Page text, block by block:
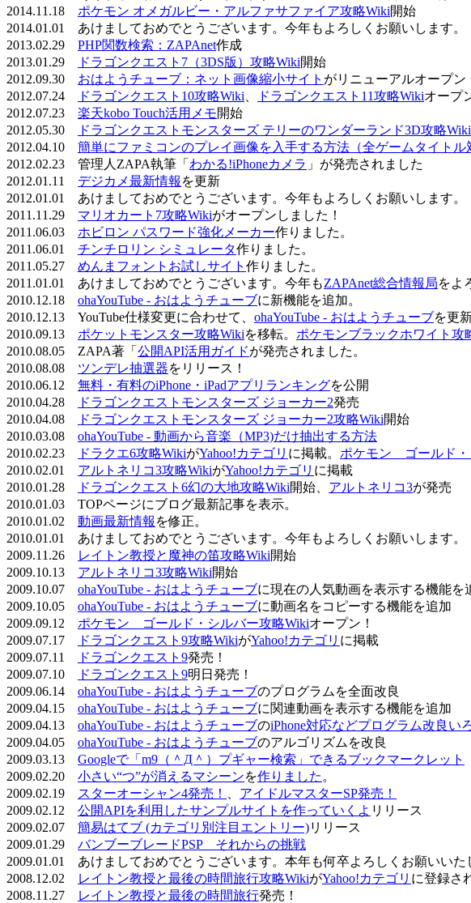
2014.11.18 ポケモン オメガルビー・アルファサファイア攻略Wiki開始
2014.01.01 あけましておめでとうございます。今年もよろしくお願いします。
2013.02.29 PHP関数検索：ZAPAnet作成
2013.01.29
ドラゴンクエスト7（3DS版）攻略Wiki開始
2012.09.30 おはようチューブ：ネット画像縮小サイト がリニューアルオープン
2012.07.24
ドラゴンクエスト10攻略Wiki ドラゴンクエスト11攻略Wikiオープ
2012.07.23 楽天kobo Touch活用メモ開始
2012.05.30
ドラゴンクエストモンスターズ テリーのワンダーランド3D攻略Wiki
2012.04.10 簡単にファミコンのプレイ画像を入手する方法（全ゲームタイトル
2012.02.23 管理人ZAPA執筆「 わかる!iPhoneカメラ 」が発売されました
2012.01.11 デジカメ最新情報 を更新
2012.01.01 あけましておめでとうございます。今年もよろしくお願いします。
2011.11.29 マリオカート7攻略Wikiがオープンしました！
2011.06.03 ホビロン パスワード強化メーカー作りました。
2011.06.01 チンチロリン シミュレータ作りました。
2011.05.27 めんまフォントお試しサイト 作りました。
2011.01.01 あけましておめでとうございます。今年もZAPAnet総合情報局をよ
2010.12.18 ohaYouTube - おはようチューブに新機能を追加。
2010.12.13 YouTube仕様変更に合わせて、 ohaYouTube - おはようチューブを更新
2010.09.13 ポケットモンスター攻略Wikiを移転。 ポケモンブラックホワイト攻
2010.08.05 ZAPA著「 公開API活用ガイドが発売されました。
2010.08.08 ツンデレ抽選器をリリース！
2010.06.12 無料・有料のiPhone・iPadアプリランキングを公開
2010.04.28
ドラゴンクエストモンスターズ ジョーカー2発売
2010.04.08
ドラゴンクエストモンスターズ ジョーカー2攻略Wiki開始
2010.03.08 ohaYouTube - 動画から音楽（MP3)だけ抽出する方法
2010.02.23
ドラクエ6攻略WikiがYahoo!カテゴリ に掲載。 ポケモン ゴールド・
2010.02.01 アルトネリコ3攻略WikiがYahoo!カテゴリ に掲載
2010.01.28
ドラゴンクエスト6幻の大地攻略Wiki開始、 アルトネリコ3が発売
2010.01.03 TOPページにブログ最新記事を表示。
2010.01.02 動画最新情報 を修正。
2010.01.01 あけましておめでとうございます。今年もよろしくお願いします。
2009.11.26
レイトン教授と魔神の笛攻略Wiki開始
2009.10.13 アルトネリコ3攻略Wiki開始
2009.10.07 ohaYouTube - おはようチューブに現在の人気動画を表示する機能を
2009.10.05 ohaYouTube - おはようチューブに動画名をコピーする機能を追加
2009.09.12 ポケモン ゴールド・シルバー攻略Wikiオープン！
2009.07.17
ドラゴンクエスト9攻略WikiがYahoo!カテゴリ に掲載
2009.07.11
ドラゴンクエスト9発売！
2009.07.10
ドラゴンクエスト9明日発売！
2009.06.14 ohaYouTube - おはようチューブのプログラムを全面改良
2009.04.15 ohaYouTube - おはようチューブに関連動画を表示する機能を追加
2009.04.13 ohaYouTube - おはようチューブのiPhone対応などプログラム改良い
2009.04.05 ohaYouTube - おはようチューブのアルゴリズムを改良
2009.03.13 Googleで「m9（＾Д＾）プギャー検索」できるブックマークレット
2009.02.20 小さい“つ”が消えるマシーンを作りました 。
2009.02.19
スターオーシャン4発売！
アイドルマスターSP発売！
2009.02.12 公開APIを利用したサンプルサイトを作っていくよ リリース
2009.02.07 簡易はてブ (カテゴリ別注目エントリー)リリース
2009.01.29 バンブーブレードPSP それからの挑戦
2009.01.01 あけましておめでとうございます。本年も何卒よろしくお願いいた
2008.12.02
レイトン教授と最後の時間旅行攻略WikiがYahoo!カテゴリ に登録さ
2008.11.27
レイトン教授と最後の時間旅行発売！